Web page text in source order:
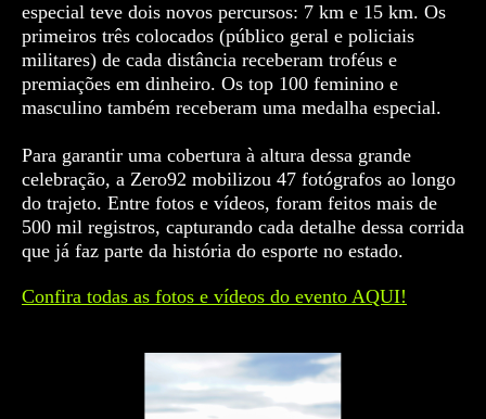
especial teve dois novos percursos: 7 km e 15 km. Os
primeiros três colocados (público geral e policiais
militares) de cada distância receberam troféus e
premiações em dinheiro. Os top 100 feminino e
masculino também receberam uma medalha especial.
Para garantir uma cobertura à altura dessa grande
celebração, a Zero92 mobilizou 47 fotógrafos ao longo
do trajeto. Entre fotos e vídeos, foram feitos mais de
500 mil registros, capturando cada detalhe dessa corrida
que já faz parte da história do esporte no estado.
Confira todas as fotos e vídeos do evento AQUI!